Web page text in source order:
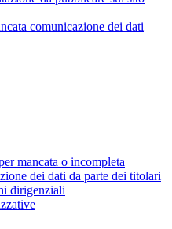
comunicazione dei dati
mancata o incompleta
dei dati da parte dei titolari
dirigenziali